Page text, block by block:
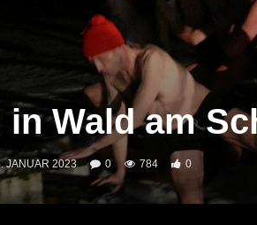
in Wald am
JANUAR 2023 0 784 0